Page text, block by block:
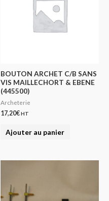
BOUTON ARCHET C/B SANS
VIS MAILLECHORT & EBENE
(445500)
Archeterie
17,20€HT
Ajouter au panier